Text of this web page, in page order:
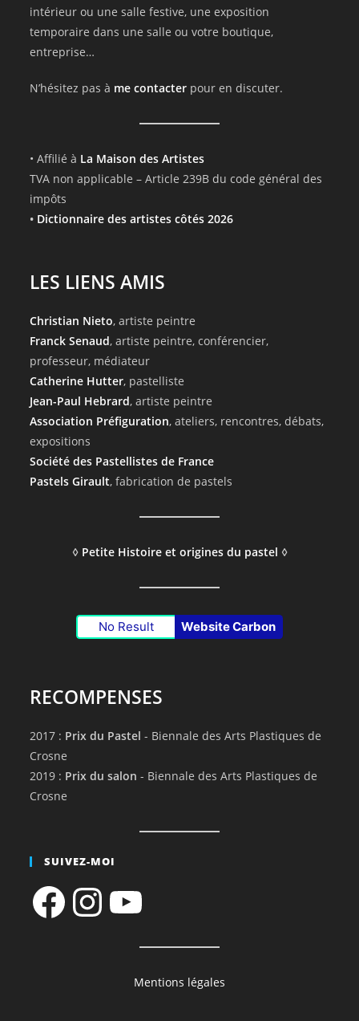
intérieur ou une salle festive, une exposition
temporaire dans une salle ou votre boutique,
entreprise…
N’hésitez pas à me contacter pour en discuter.
• Affilié à La Maison des Artistes
TVA non applicable – Article 239B du code général des
impôts
• Dictionnaire des artistes côtés 2026
LES LIENS AMIS
Christian Nieto, artiste peintre
Franck Senaud, artiste peintre, conférencier,
professeur, médiateur
Catherine Hutter, pastelliste
Jean-Paul Hebrard, artiste peintre
Association Préfiguration, ateliers, rencontres, débats,
expositions
Société des Pastellistes de France
Pastels Girault, fabrication de pastels
◊ Petite Histoire et origines du pastel ◊
No Result Website Carbon
RECOMPENSES
2017 : Prix du Pastel - Biennale des Arts Plastiques de
Crosne
2019 : Prix du salon - Biennale des Arts Plastiques de
Crosne
SUIVEZ-MOI
FacebookInstagram
Mentions légales